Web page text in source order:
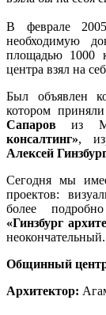
В феврале
необходимую
площадью 1000
центра взял на
Был объявлен
котором
Сапаров из
консалтинг»,
Алексей
Сегодня мы
проектов:
более
«Гинзбург
неокончательный.
Общинный
Архитектор: